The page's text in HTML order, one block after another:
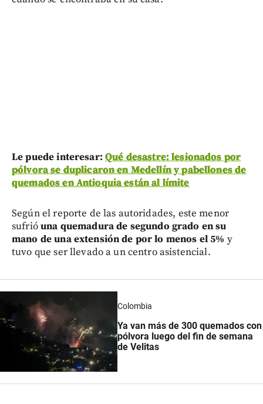
Le puede interesar: Qué desastre: lesionados por
pólvora se duplicaron en Medellín y pabellones de
quemados en Antioquia están al límite
Según el reporte de las autoridades, este menor
sufrióuna quemadura de segundo grado en su
mano de una extensión de por lo menos el 5% y
tuvo que ser llevado a un centro asistencial.
Colombia
Ya van más de 300 quemados con
pólvora luego del fin de semana
de Velitas